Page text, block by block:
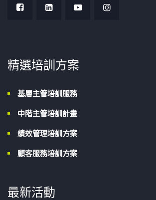
精選培訓方案
基層主管培訓服務
中階主管培訓計畫
績效管理培訓方案
顧客服務培訓方案
最新活動